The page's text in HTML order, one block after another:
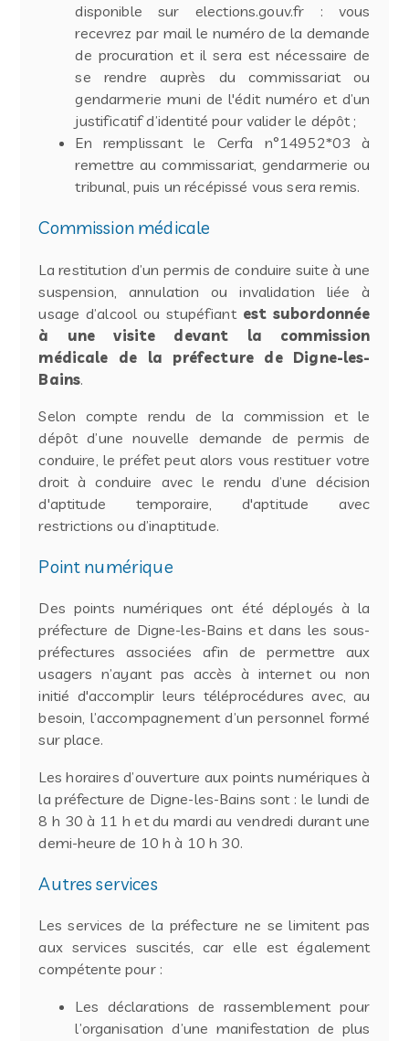
disponible sur elections.gouv.fr : vous
recevrez par mail le numéro de la demande
de procuration et il sera est nécessaire de
se rendre auprès du commissariat ou
gendarmerie muni de l'édit numéro et d’un
justificatif d’identité pour valider le dépôt ;
En remplissant le Cerfa n°14952*03 à
remettre au commissariat, gendarmerie ou
tribunal, puis un récépissé vous sera remis.
Commission médicale
La restitution d’un permis de conduire suite à une
suspension, annulation ou invalidation liée à
usage d’alcool ou stupéfiant est subordonnée
à une visite devant la commission
médicale de la préfecture de Digne-les-
Bains.
Selon compte rendu de la commission et le
dépôt d’une nouvelle demande de permis de
conduire, le préfet peut alors vous restituer votre
droit à conduire avec le rendu d’une décision
d'aptitude temporaire, d'aptitude avec
restrictions ou d’inaptitude.
Point numérique
Des points numériques ont été déployés à la
préfecture de Digne-les-Bains et dans les sous-
préfectures associées afin de permettre aux
usagers n’ayant pas accès à internet ou non
initié d'accomplir leurs téléprocédures avec, au
besoin, l’accompagnement d’un personnel formé
sur place.
Les horaires d’ouverture aux points numériques à
la préfecture de Digne-les-Bains sont : le lundi de
8 h 30 à 11 h et du mardi au vendredi durant une
demi-heure de 10 h à 10 h 30.
Autres services
Les services de la préfecture ne se limitent pas
aux services suscités, car elle est également
compétente pour :
Les déclarations de rassemblement pour
l’organisation d’une manifestation de plus